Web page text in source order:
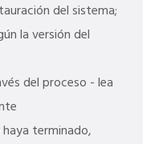
del sistema;
la versión del
del proceso - lea
terminado,